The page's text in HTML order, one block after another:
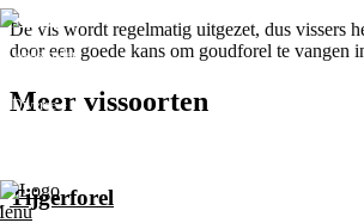
Wedstrijden
Diverse
De vis wordt regelmatig uitgezet, dus vissers
door een goede kans om goudforel te vangen
Meer vissoorten
Tijgerforel